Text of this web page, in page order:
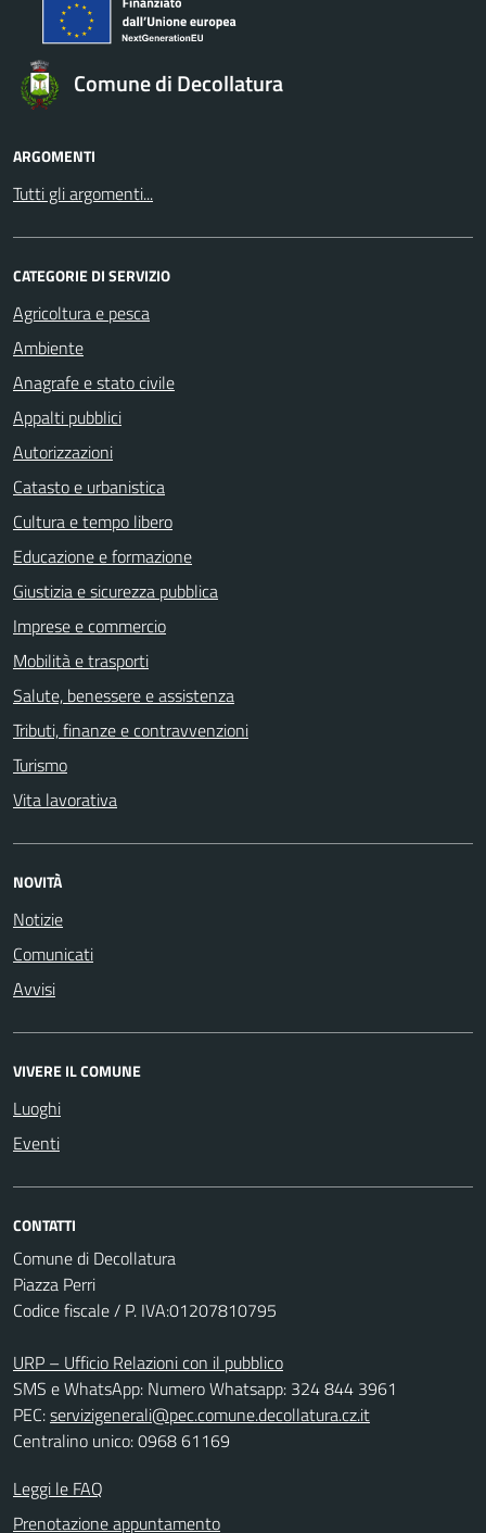
Comune di Decollatura
ARGOMENTI
Tutti gli argomenti...
CATEGORIE DI SERVIZIO
Agricoltura e pesca
Ambiente
Anagrafe e stato civile
Appalti pubblici
Autorizzazioni
Catasto e urbanistica
Cultura e tempo libero
Educazione e formazione
Giustizia e sicurezza pubblica
Imprese e commercio
Mobilità e trasporti
Salute, benessere e assistenza
Tributi, finanze e contravvenzioni
Turismo
Vita lavorativa
NOVITÀ
Notizie
Comunicati
Avvisi
VIVERE IL COMUNE
Luoghi
Eventi
CONTATTI
Comune di Decollatura
Piazza Perri
Codice fiscale / P. IVA:01207810795
URP – Ufficio Relazioni con il pubblico
SMS e WhatsApp: Numero Whatsapp: 324 844 3961
PEC:servizigenerali@pec.comune.decollatura.cz.it
Centralino unico: 0968 61169
Leggi le FAQ
Prenotazione appuntamento